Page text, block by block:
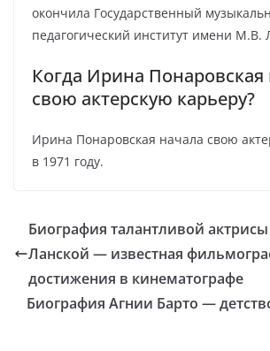
окончила Государственный
педагогический институт имени М.В.
Когда Ирина Понаровская
свою актерскую карьеру?
Ирина Понаровская начала свою
в 1971 году.
Биография талантливой
Ланской — известная
достижения в кинематографе
Биография Агнии Барто —